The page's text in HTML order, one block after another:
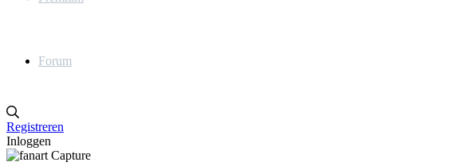
Forum
Registreren
Inloggen